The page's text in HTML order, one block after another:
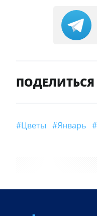
ПОДЕЛИТЬСЯ
#Цветы #Январь